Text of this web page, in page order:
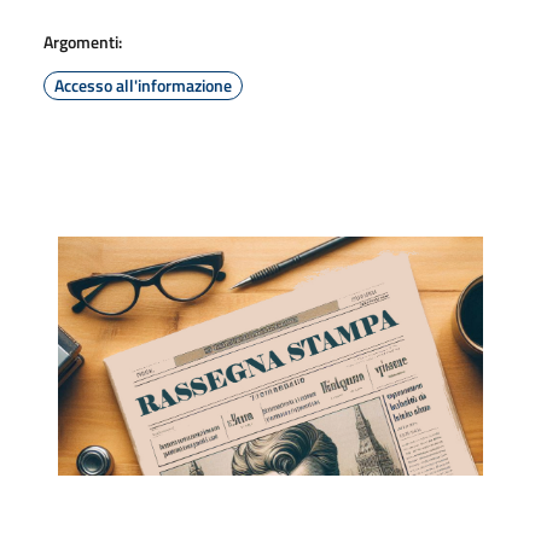
Argomenti:
Accesso all'informazione